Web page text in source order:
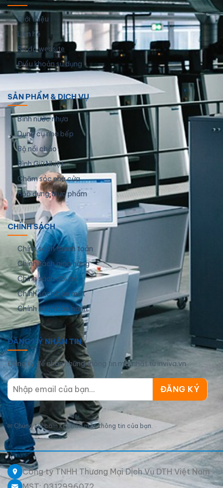
Giới thiệu
Liên hệ
Sơ đồ website
Điều khoản sử dụng
SẢN PHẨM & DỊCH VỤ
Bình nước nhựa
Dụng cụ nhà bếp
Bộ nồi chảo
Bình Giữ Nhiệt
Chăm sóc nhà cửa
Hộp đựng thực phẩm
CHÍNH SÁCH
Chính sách thanh toán
Chính sách giao hàng
Chính sách đổi trả
Chính sách bảo mật
Chính sách bảo hành
ĐĂNG KÝ NHẬN TIN
Đăng ký để nhận những thông tin mới nhất từ inviva.vn
✉ Chúng tôi cam kết bảo mật thông tin của bạn.
Công ty TNHH Thương Mại Dịch Vụ DTH Việt Nam